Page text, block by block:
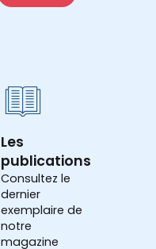
Les
publications
Consultez le
dernier
exemplaire de
notre
magazine